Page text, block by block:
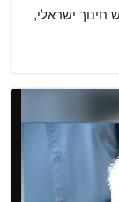
בדצמבר 1937) הוא איש חינוך ישראלי,